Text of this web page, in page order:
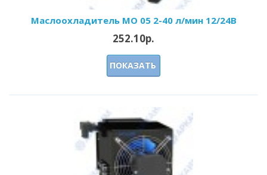
Маслоохладитель МО 05 2-40 л/мин 12/24В
252.10р.
ПОКАЗАТЬ